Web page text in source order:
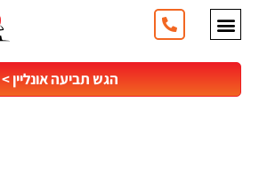
דילוג
לתוכן
הגש תביעה אונליין >